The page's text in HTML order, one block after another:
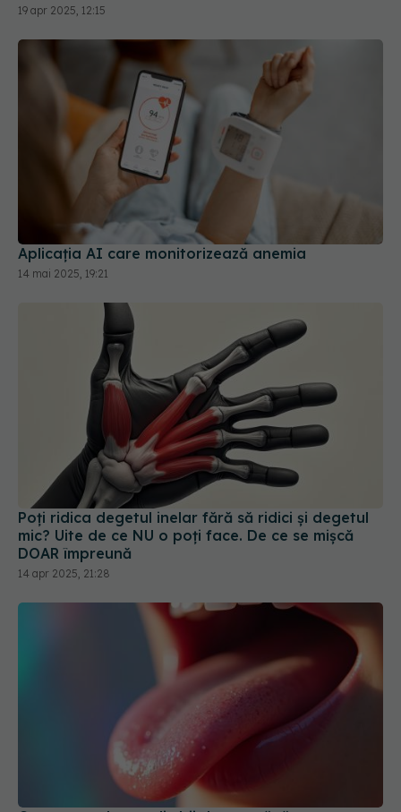
19 apr 2025, 12:15
Aplicația AI care monitorizează anemia
14 mai 2025, 19:21
Poți ridica degetul inelar fără să ridici și degetul
mic? Uite de ce NU o poți face. De ce se mișcă
DOAR împreună
14 apr 2025, 21:28